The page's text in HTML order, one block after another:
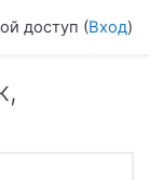
доступ (Вход)